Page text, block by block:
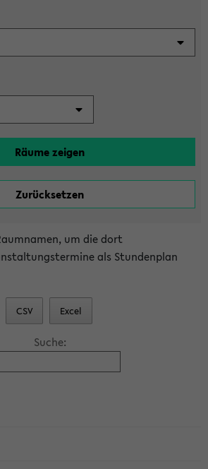
um die dort
als Stundenplan
CSV Excel
Suche: